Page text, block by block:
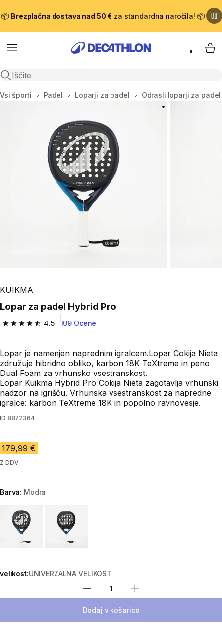
📦 Brezplačna dostava nad 50 € za standardna naročila! 📦
Meni
Odpri iskanje
Domov
Vsi športi Padel Loparji za padel Odrasli loparji za padel
KUIKMA
Lopar za padel Hybrid Pro
4.5
4.5 od 5 zvezdic from 109 ocene
109 Ocene
Lopar je namenjen naprednim igralcem.Lopar Cokija Nieta
združuje hibridno obliko, karbon 18K TeXtreme in peno
Dual Foam za vrhunsko vsestranskost.
Lopar Kuikma Hybrid Pro Cokija Nieta zagotavlja vrhunski
nadzor na igrišču. Vrhunska vsestranskost za napredne
igralce: karbon TeXtreme 18K in popolno ravnovesje.
ID 8872364
179,99 €
Z DDV
Barva: Modra
Choose a variant
velikost:UNIVERZALNA VELIKOST
Izberite količino
Dodaj v košarico